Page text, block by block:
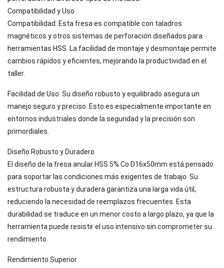
Compatibilidad y Uso
Compatibilidad: Esta fresa es compatible con taladros
magnéticos y otros sistemas de perforación diseñados para
herramientas HSS. La facilidad de montaje y desmontaje permite
cambios rápidos y eficientes, mejorando la productividad en el
taller.
Facilidad de Uso: Su diseño robusto y equilibrado asegura un
manejo seguro y preciso. Esto es especialmente importante en
entornos industriales donde la seguridad y la precisión son
primordiales.
Diseño Robusto y Duradero
El diseño de la fresa anular HSS 5% Co D16x50mm está pensado
para soportar las condiciones más exigentes de trabajo. Su
estructura robusta y duradera garantiza una larga vida útil,
reduciendo la necesidad de reemplazos frecuentes. Esta
durabilidad se traduce en un menor costo a largo plazo, ya que la
herramienta puede resistir el uso intensivo sin comprometer su
rendimiento.
Rendimiento Superior